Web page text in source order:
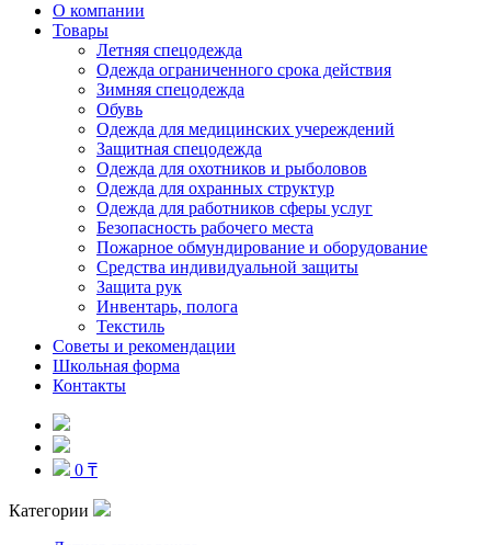
О компании
Товары
Летняя спецодежда
Одежда ограниченного срока действия
Зимняя спецодежда
Обувь
Одежда для медицинских учереждений
Защитная спецодежда
Одежда для охотников и рыболовов
Одежда для охранных структур
Одежда для работников сферы услуг
Безопасность рабочего места
Пожарное обмундирование и оборудование
Средства индивидуальной защиты
Защита рук
Инвентарь, полога
Текстиль
Советы и рекомендации
Школьная форма
Контакты
0 ₸
Категории